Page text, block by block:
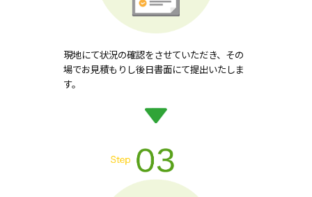
現地にて状況の確認をさせていただき、その
場でお見積もりし後日書面にて提出いたしま
す。